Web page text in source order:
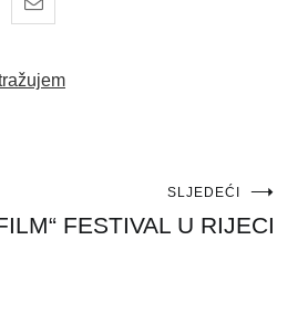
SLJEDEĆI
FESTIVAL U RIJECI